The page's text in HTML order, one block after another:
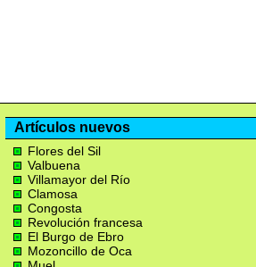
Artículos nuevos
Flores del Sil
Valbuena
Villamayor del Río
Clamosa
Congosta
Revolución francesa
El Burgo de Ebro
Mozoncillo de Oca